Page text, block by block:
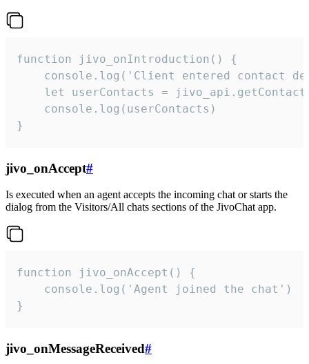
function jivo_onIntroduction() {
console.log('Client entered contact
let userContacts =
    console.log(userContacts)
}
jivo_onAccept#
Is executed when an agent accepts the incoming chat or starts the
dialog from the Visitors/All chats sections of the JivoChat app.
function jivo_onAccept() {
}
jivo_onMessageReceived#